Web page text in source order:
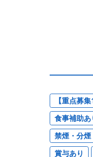
【重点募集
食事補助あ
禁煙・分煙
賞与あり